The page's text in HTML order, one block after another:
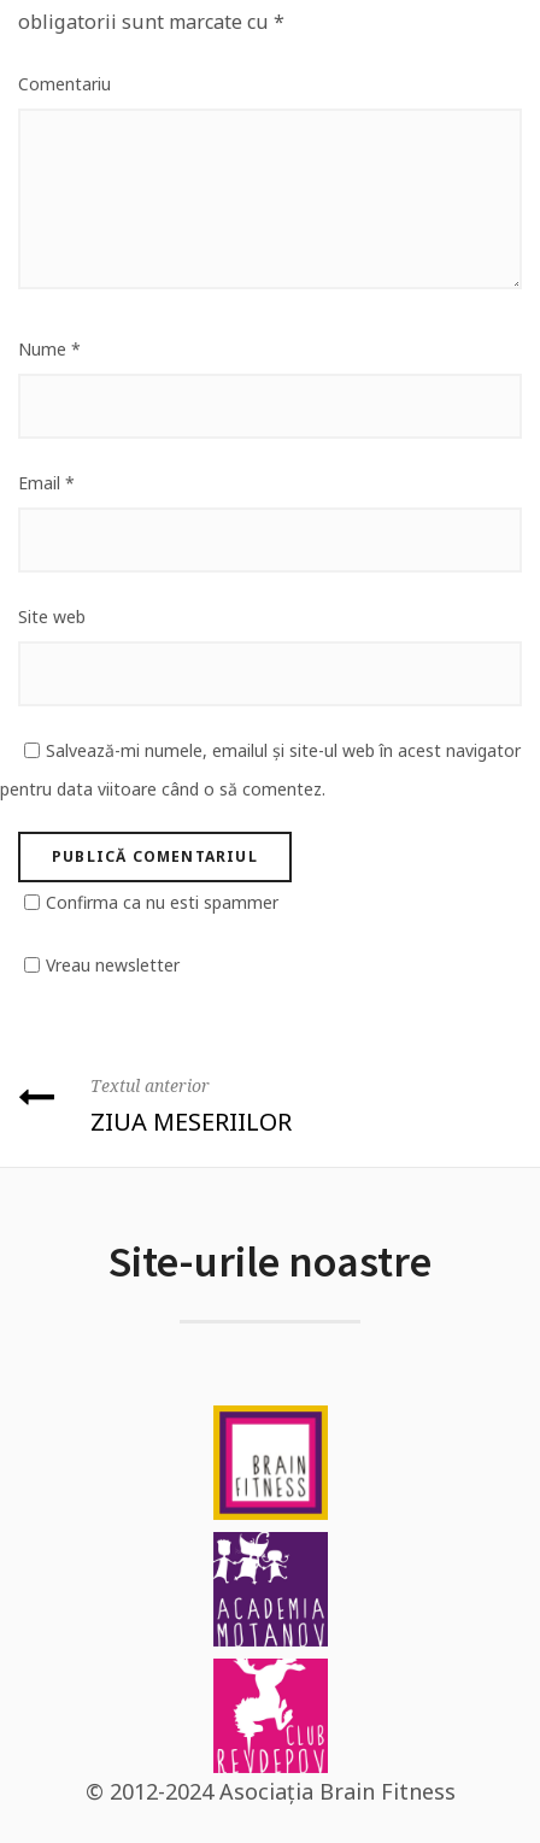
obligatorii sunt marcate cu *
Comentariu
Nume *
Email *
Site web
Salvează-mi numele, emailul și site-ul web în acest navigator
pentru data viitoare când o să comentez.
Confirma ca nu esti spammer
Vreau newsletter
Textul anterior
ZIUA MESERIILOR
Site-urile noastre
© 2012-2024 Asociația Brain Fitness